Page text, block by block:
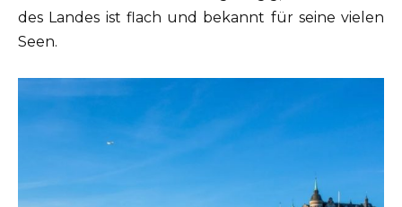
des Landes ist flach und bekannt für seine vielen
Seen.